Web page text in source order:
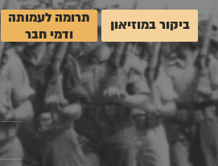
ביקור במוזיאון
תרומה לעמותה
ודמי חבר